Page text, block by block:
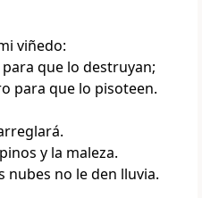
viñedo:
que lo destruyan;
para que lo pisoteen.
y la maleza.
nubes no le den lluvia.